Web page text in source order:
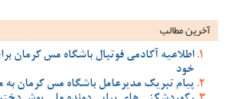
آخرین مطالب
اطلاعیه آکادمی فوتبال باشگاه مس کرمان
خود
پیام تبریک مدیرعامل باشگاه مس کرمان به